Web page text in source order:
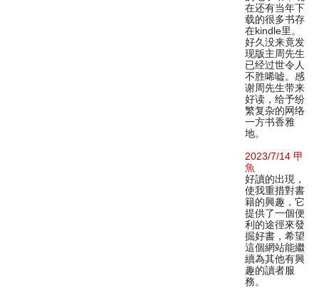
在还有当年下
载的很多书存
在kindle里。
好久没来竟发
现版主周先生
已经过世令人
不胜唏嘘。感
谢周先生带来
好读，给予纷
繁复杂的网络
一方书香雅
地。
2023/7/14 甲
魚
好讀的出現，
使我重措對書
籍的興趣，它
提供了一個便
利的途徑來發
掘好書，希望
這個網站能繼
續為其他有興
趣的讀者服
務。